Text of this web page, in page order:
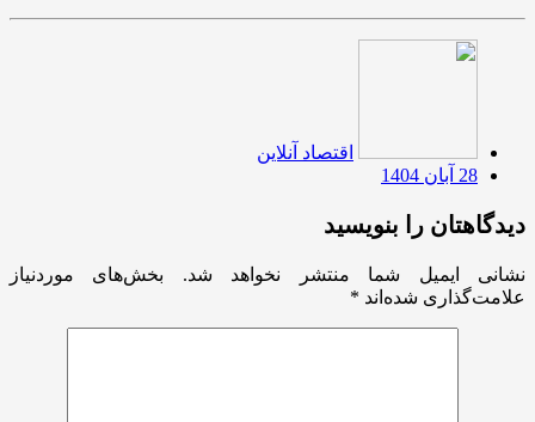
اقتصاد آنلاین
28 آبان 1404
دیدگاهتان را بنویسید
نشانی ایمیل شما منتشر نخواهد شد.
بخش‌های موردنیاز
علامت‌گذاری شده‌اند *